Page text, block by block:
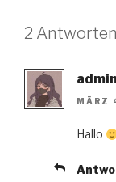
2
admin
MÄRZ
Hallo